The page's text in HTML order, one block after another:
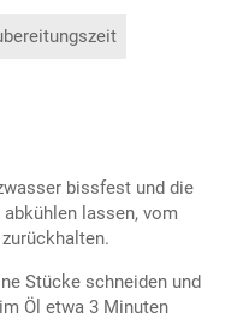
bissfest und die
lassen, vom
Stücke schneiden und
Öl etwa 3 Minuten